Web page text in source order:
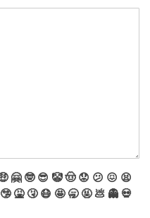
🤗 🤓 😎 🤡🤠 😟 😕 😖 😫
🤥 🤮 🤧 😷 🤩 🥱 🤬 💩 👻 💀